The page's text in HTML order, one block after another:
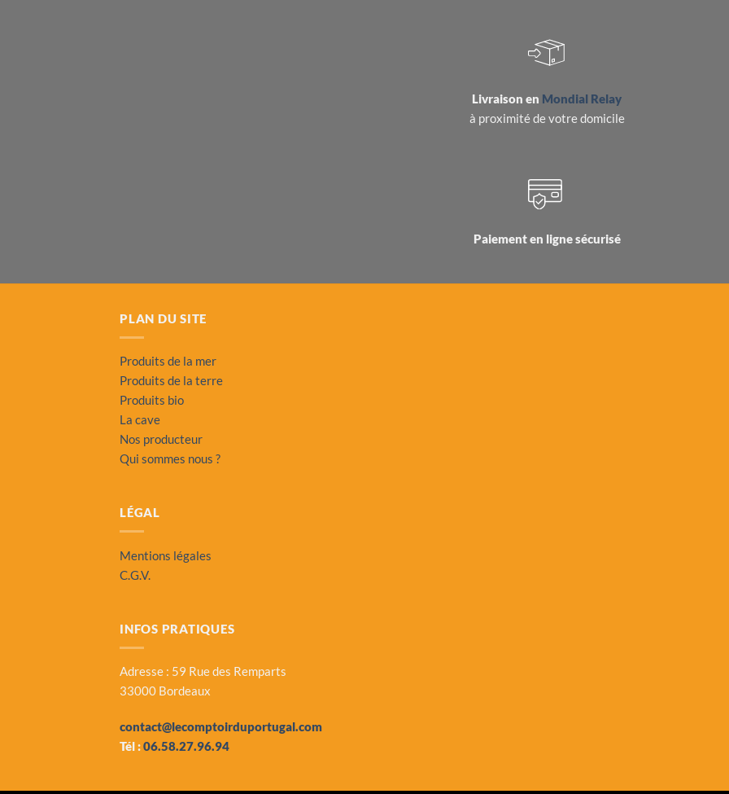
Livraison en Mondial Relay
à proximité de votre domicile
Paiement en ligne sécurisé
PLAN DU SITE
Produits de la mer
Produits de la terre
Produits bio
La cave
Nos producteur
Qui sommes nous ?
LÉGAL
Mentions légales
C.G.V.
INFOS PRATIQUES
Adresse : 59 Rue des Remparts
33000 Bordeaux
contact@lecomptoirduportugal.com
Tél :06.58.27.96.94